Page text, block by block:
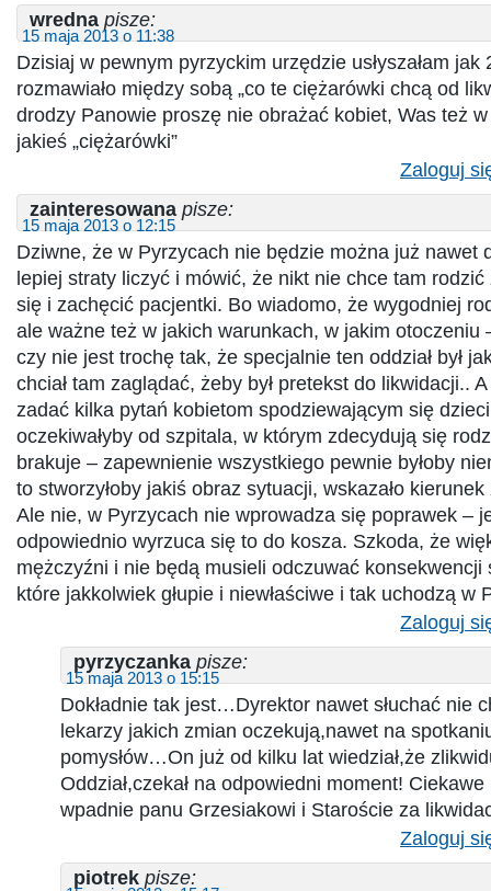
wredna pisze:
15 maja 2013 o 11:38
Dzisiaj w pewnym pyrzyckim urzędzie usłyszałam jak
rozmawiało między sobą „co te ciężarówki chcą od
drodzy Panowie proszę nie obrażać kobiet, Was też w
jakieś „ciężarówki”
Zaloguj
zainteresowana pisze:
15 maja 2013 o 12:15
Dziwne, że w Pyrzycach nie będzie można już nawet
lepiej straty liczyć i mówić, że nikt nie chce tam
się i zachęcić pacjentki. Bo wiadomo, że wygodniej
ale ważne też w jakich warunkach, w jakim otoczeniu
czy nie jest trochę tak, że specjalnie ten oddział był
chciał tam zaglądać, żeby był pretekst do likwidacji..
zadać kilka pytań kobietom spodziewającym się
oczekiwałyby od szpitala, w którym zdecydują się
brakuje – zapewnienie wszystkiego pewnie byłoby
to stworzyłoby jakiś obraz sytuacji, wskazało kierunek
Ale nie, w Pyrzycach nie wprowadza się poprawek –
odpowiednio wyrzuca się to do kosza. Szkoda, że
mężczyźni i nie będą musieli odczuwać konsekwencji
które jakkolwiek głupie i niewłaściwe i tak uchodzą w
Zaloguj
pyrzyczanka pisze:
15 maja 2013 o 15:15
Dokładnie tak jest…Dyrektor nawet słuchać nie
lekarzy jakich zmian oczekują,nawet na
pomysłów…On już od kilku lat wiedział,że
Oddział,czekał na odpowiedni moment!
wpadnie panu Grzesiakowi i Staroście za
Zaloguj
piotrek pisze: